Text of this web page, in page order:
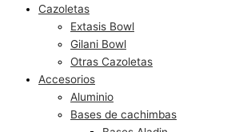
Cazoletas
Extasis Bowl
Gilani Bowl
Otras Cazoletas
Accesorios
Aluminio
Bases de cachimbas